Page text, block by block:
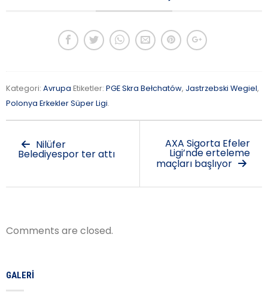
Kategori: Avrupa Etiketler: PGE Skra Bełchatów, Jastrzebski Wegiel,
Polonya Erkekler Süper Ligi.
Nilüfer
Belediyespor ter attı
AXA Sigorta Efeler
Ligi’nde erteleme
maçları başlıyor
Comments are closed.
GALERI